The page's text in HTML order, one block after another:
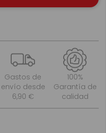
Gastos de
envío desde
6,90 €
100%
Garantía de
calidad